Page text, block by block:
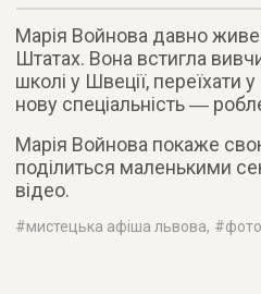
Марія Войнова давно
Штатах. Вона встигла
школі у Швеції, переїхати
нову спеціальність ―
Марія Войнова покаже
поділиться маленькими
відео.
#мистецька афіша львова, #